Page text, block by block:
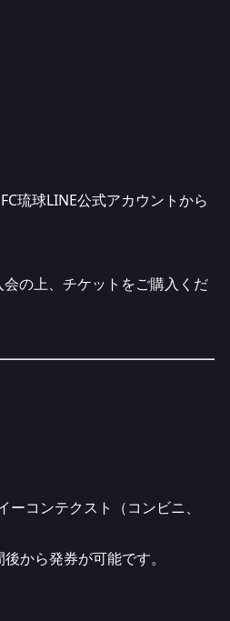
琉球LINE公式アカウントから
の上、チケットをご購入くだ
コンテクスト（コンビニ、
から発券が可能です。